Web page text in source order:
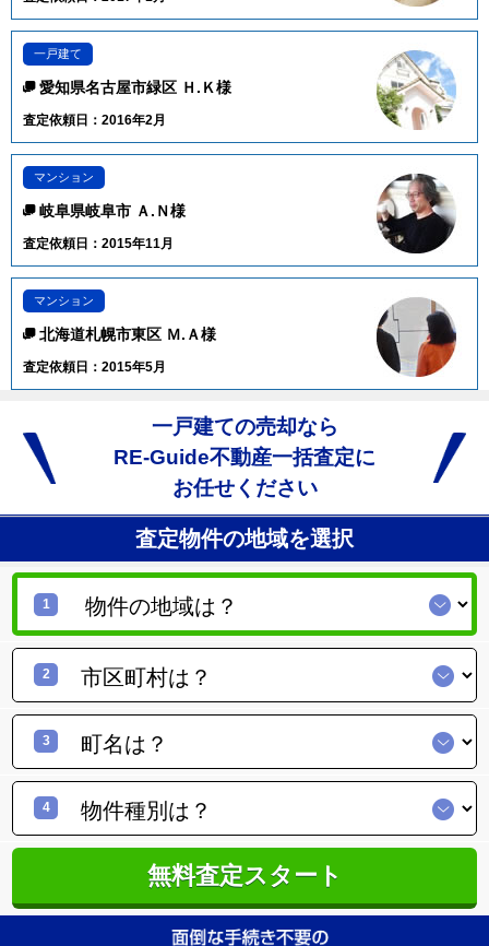
一戸建て
愛知県名古屋市緑区 Ｈ.Ｋ様
査定依頼日：2016年2月
マンション
岐阜県岐阜市 Ａ.Ｎ様
査定依頼日：2015年11月
マンション
北海道札幌市東区 Ｍ.Ａ様
査定依頼日：2015年5月
一戸建ての売却なら
RE-Guide不動産一括査定に
お任せください
査定物件の地域を選択
1
2
3
4
無料査定スタート